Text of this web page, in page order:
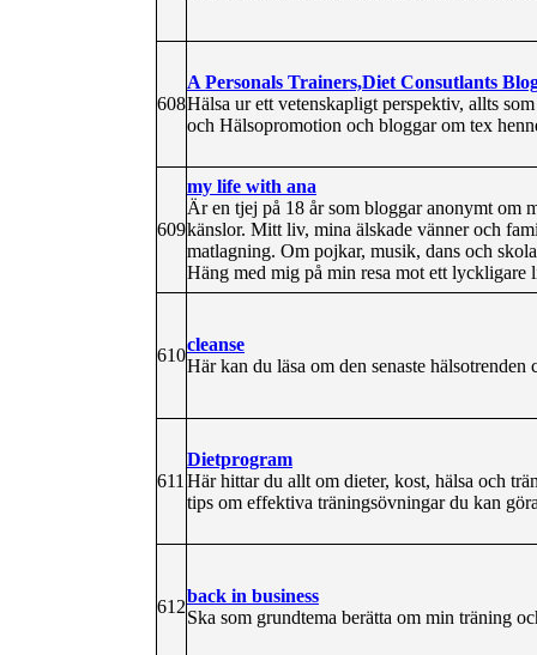
608
A Personals Trainers,Diet Consutlants
Hälsa ur ett vetenskapligt perspektiv, allts
och Hälsopromotion och bloggar om tex
609
my life with ana
Är en tjej på 18 år som bloggar anonymt om
känslor. Mitt liv, mina älskade vänner och
matlagning. Om pojkar, musik, dans och
Häng med mig på min resa mot ett
610
cleanse
Här kan du läsa om den senaste hälsotrenden
611
Dietprogram
Här hittar du allt om dieter, kost, hälsa och
tips om effektiva träningsövningar du kan
612
back in business
Ska som grundtema berätta om min träning